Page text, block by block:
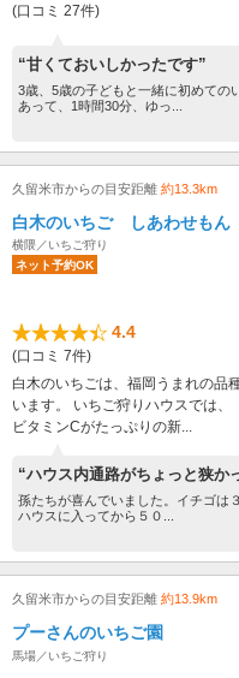
(口コミ 27件)
“甘くておいしかったです”
3歳、5歳の子どもと一緒に初めての
あって、1時間30分、ゆっ...
久留米市からの目安距離 約13.3km
白木のいちご しあわせもん
横隈／いちご狩り
ネット予約OK
4.4
(口コミ 7件)
白木のいちごは、福岡うまれの品
います。 いちご狩りハウスでは、
ビタミンCがたっぷりの新...
“ハウス内通路がちょっと狭か
孫たちが喜んでいました。イチゴは
ハウスに入ってから５０...
久留米市からの目安距離 約13.9km
プーさんのいちご園
馬場／いちご狩り